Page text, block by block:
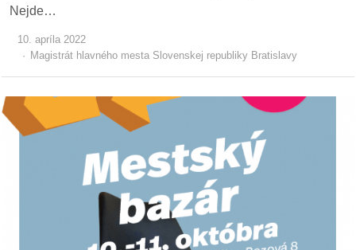
zázemie
kontaktujte
reklama
Nejde…
10. apríla 2022
Magistrát hlavného mesta Slovenskej republiky Bratislavy